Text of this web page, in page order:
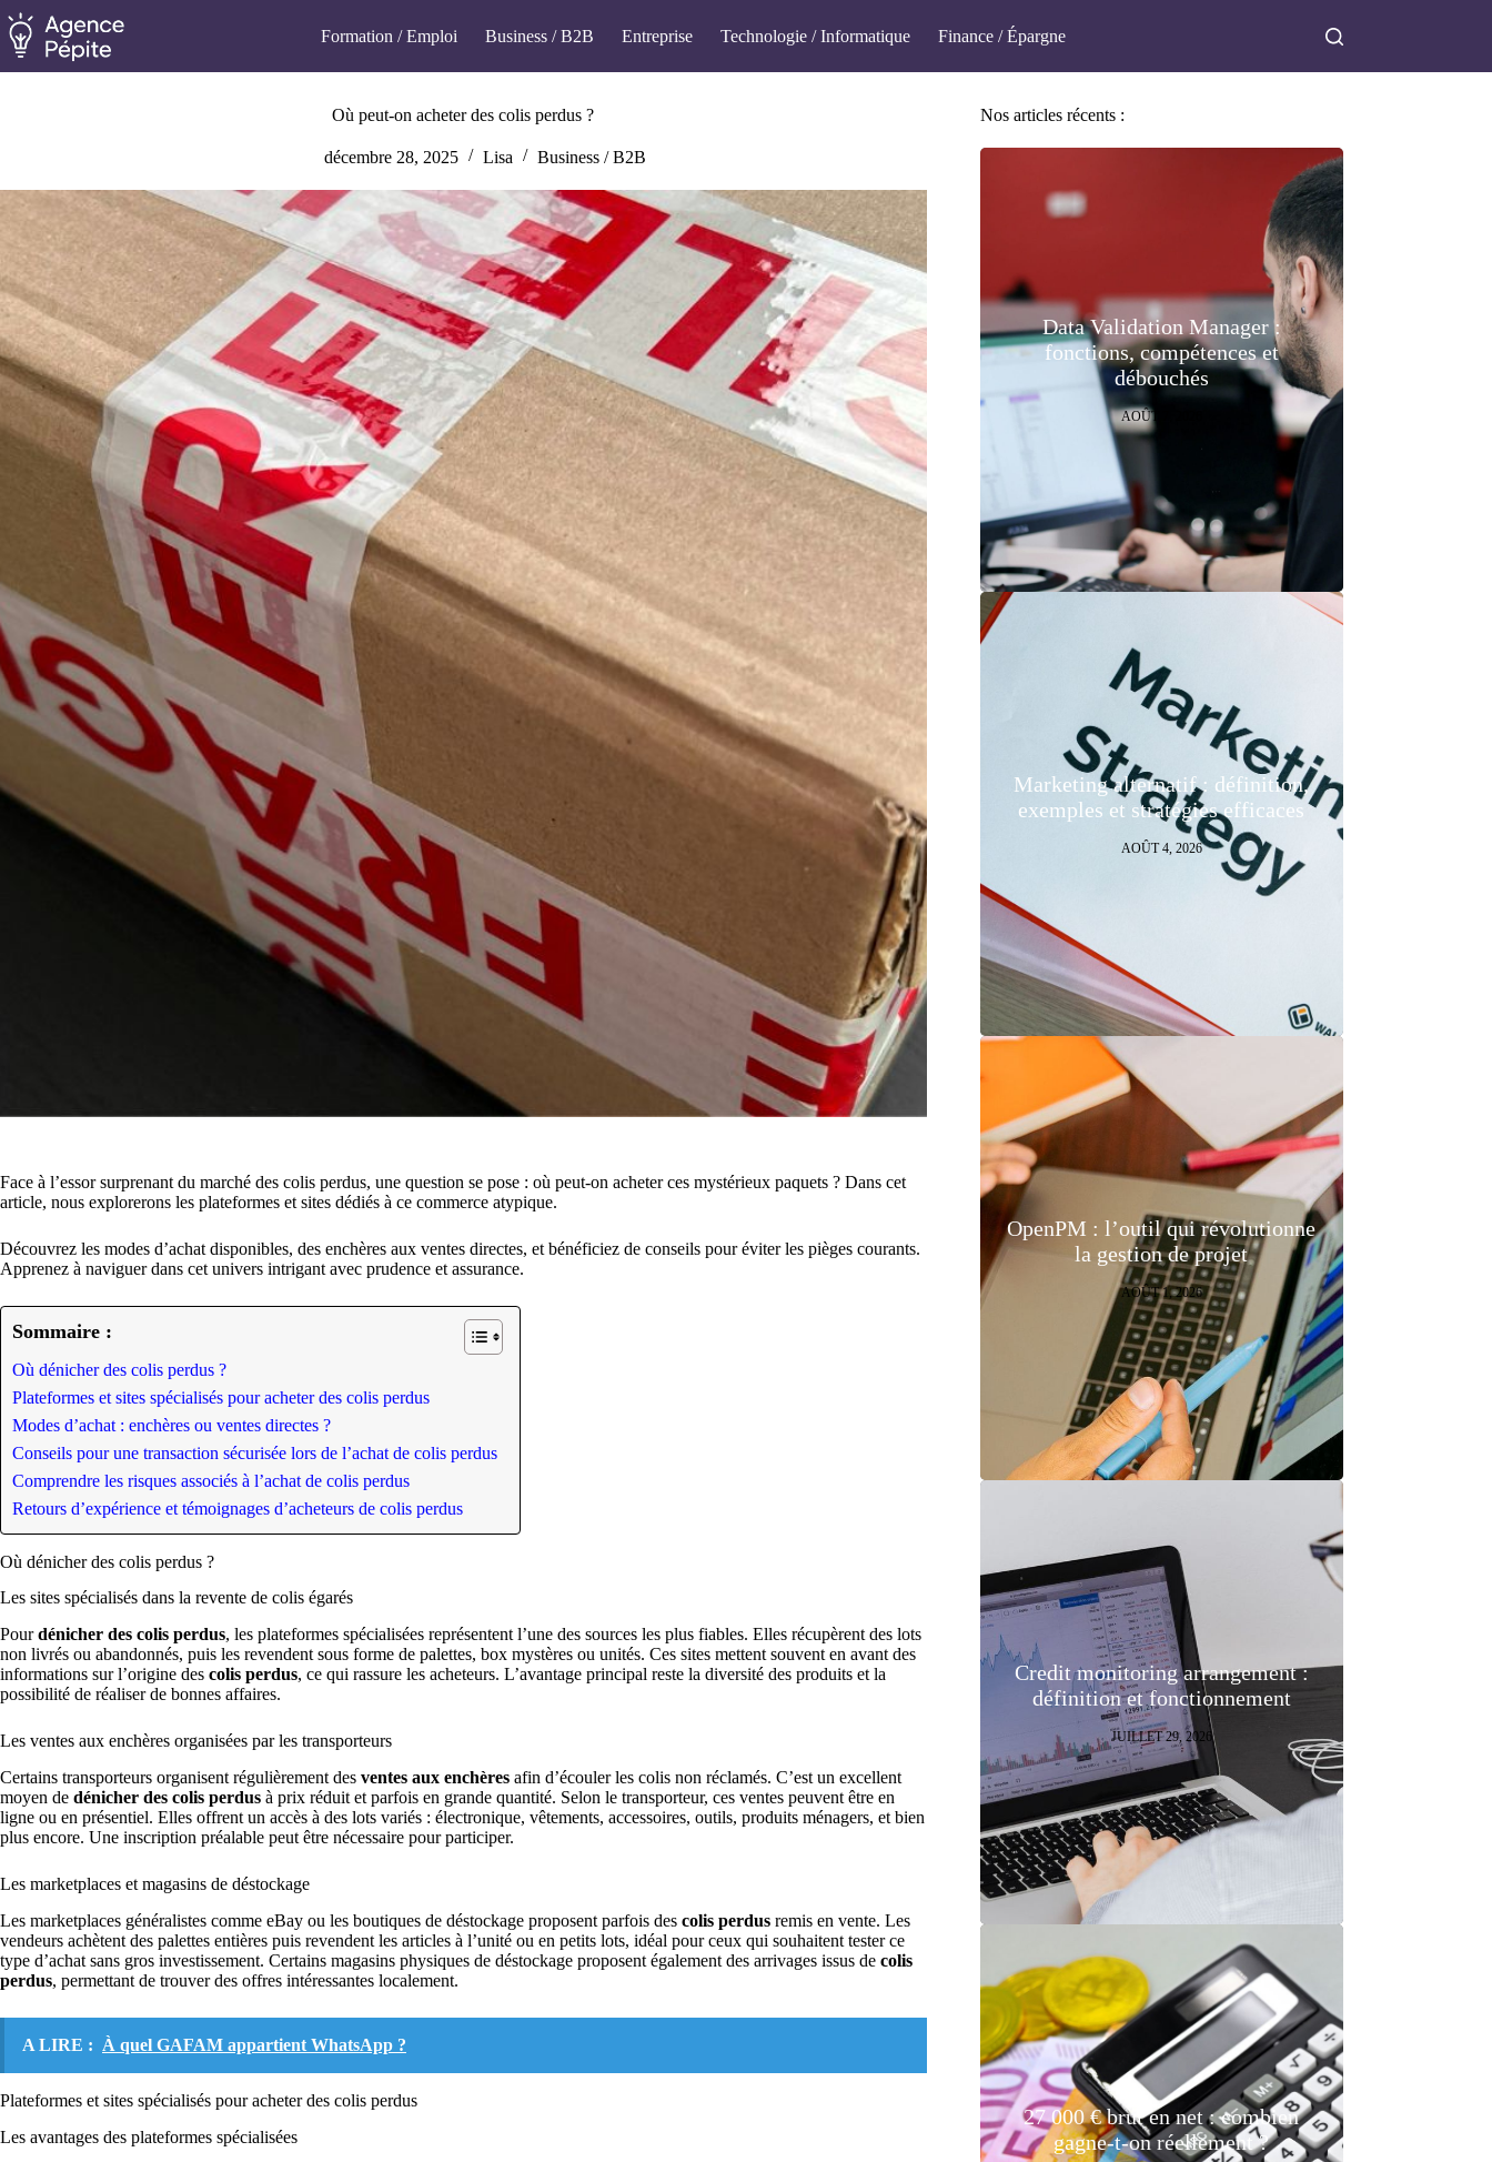
Passer
au
contenu
Formation / Emploi Business / B2B Entreprise Technologie / Informatique Finance / Épargne
Où peut-on acheter des colis perdus ?
décembre 28, 2025 Lisa Business / B2B
Face à l’essor surprenant du marché des colis perdus, une question se pose : où peut-on acheter ces mystérieux paquets ? Dans cet
article, nous explorerons les plateformes et sites dédiés à ce commerce atypique.
Découvrez les modes d’achat disponibles, des enchères aux ventes directes, et bénéficiez de conseils pour éviter les pièges courants.
Apprenez à naviguer dans cet univers intrigant avec prudence et assurance.
Sommaire :
Où dénicher des colis perdus ?
Plateformes et sites spécialisés pour acheter des colis perdus
Modes d’achat : enchères ou ventes directes ?
Conseils pour une transaction sécurisée lors de l’achat de colis perdus
Comprendre les risques associés à l’achat de colis perdus
Retours d’expérience et témoignages d’acheteurs de colis perdus
Où dénicher des colis perdus ?
Les sites spécialisés dans la revente de colis égarés
Pourdénicher des colis perdus, les plateformes spécialisées représentent l’une des sources les plus fiables. Elles récupèrent des lots
non livrés ou abandonnés, puis les revendent sous forme de palettes, box mystères ou unités. Ces sites mettent souvent en avant des
informations sur l’origine des colis perdus, ce qui rassure les acheteurs. L’avantage principal reste la diversité des produits et la
possibilité de réaliser de bonnes affaires.
Les ventes aux enchères organisées par les transporteurs
Certains transporteurs organisent régulièrement des ventes aux enchères afin d’écouler les colis non réclamés. C’est un excellent
moyen de dénicher des colis perdus à prix réduit et parfois en grande quantité. Selon le transporteur, ces ventes peuvent être en
ligne ou en présentiel. Elles offrent un accès à des lots variés : électronique, vêtements, accessoires, outils, produits ménagers, et bien
plus encore. Une inscription préalable peut être nécessaire pour participer.
Les marketplaces et magasins de déstockage
Les marketplaces généralistes comme eBay ou les boutiques de déstockage proposent parfois des colis perdus remis en vente. Les
vendeurs achètent des palettes entières puis revendent les articles à l’unité ou en petits lots, idéal pour ceux qui souhaitent tester ce
type d’achat sans gros investissement. Certains magasins physiques de déstockage proposent également des arrivages issus de colis
perdus, permettant de trouver des offres intéressantes localement.
A LIRE : À quel GAFAM appartient WhatsApp ?
Plateformes et sites spécialisés pour acheter des colis perdus
Les avantages des plateformes spécialisées
Nos articles récents :
Data Validation Manager :
fonctions, compétences et
débouchés
AOÛT 7, 2026
Marketing alternatif : définition,
exemples et stratégies efficaces
AOÛT 4, 2026
OpenPM : l’outil qui révolutionne
la gestion de projet
AOÛT 1, 2026
Credit monitoring arrangement :
définition et fonctionnement
JUILLET 29, 2026
27 000 € brut en net : combien
gagne-t-on réellement ?